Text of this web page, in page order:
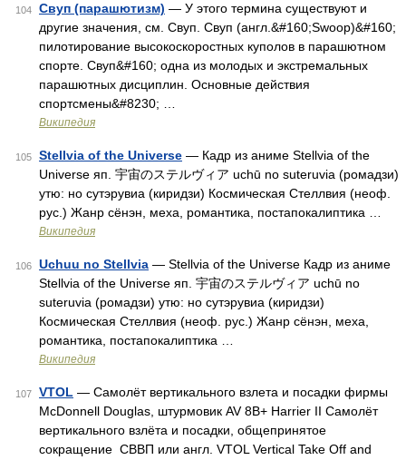
104 Свуп (парашютизм) — У этого термина существуют и
другие значения, см. Свуп. Свуп (англ.&#160;Swoop)&#160;
пилотирование высокоскоростных куполов в парашютном
спорте. Свуп&#160; одна из молодых и экстремальных
парашютных дисциплин. Основные действия
спортсмены&#8230; …
Википедия
105 Stellvia of the Universe — Кадр из аниме Stellvia of the
Universe яп. 宇宙のステルヴィア uchū no suteruvia (ромадзи)
утю: но сутэрувиа (киридзи) Космическая Стеллвия (неоф.
рус.) Жанр сёнэн, меха, романтика, постапокалиптика …
Википедия
106 Uchuu no Stellvia — Stellvia of the Universe Кадр из аниме
Stellvia of the Universe яп. 宇宙のステルヴィア uchū no
suteruvia (ромадзи) утю: но сутэрувиа (киридзи)
Космическая Стеллвия (неоф. рус.) Жанр сёнэн, меха,
романтика, постапокалиптика …
Википедия
107 VTOL — Самолёт вертикального взлета и посадки фирмы
McDonnell Douglas, штурмовик AV 8B+ Harrier II Самолёт
вертикального взлёта и посадки, общепринятое
сокращение СВВП или англ. VTOL Vertical Take Off and